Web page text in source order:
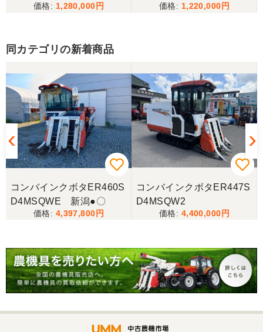
備済み
1,280,000 1,220,000
同カテゴリの新着商品
コンバインクボタER460S
D4MSQWE 新潟●〇
4,397,800
コンバインクボタER447S
D4MSQW2
4,400,000